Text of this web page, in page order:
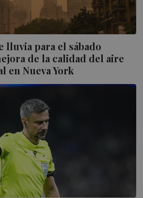
lluvia para el sábado
de la calidad del aire
en Nueva York